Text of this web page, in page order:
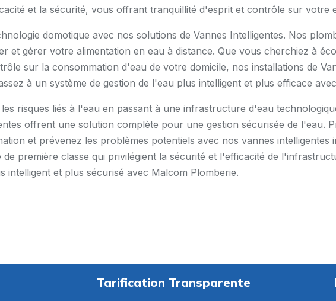
et la sécurité, vous offrant tranquillité d'esprit et contrôle sur votre
domotique avec nos solutions de Vannes Intelligentes. Nos
et gérer votre alimentation en eau à distance. Que vous cherchiez à
sur la consommation d'eau de votre domicile, nos installations de
à un système de gestion de l'eau plus intelligent et plus efficace
risques liés à l'eau en passant à une infrastructure d'eau
offrent une solution complète pour une gestion sécurisée de l'eau.
et prévenez les problèmes potentiels avec nos vannes
première classe qui privilégient la sécurité et l'efficacité de
intelligent et plus sécurisé avec Malcom Plomberie.
Tarification Transparente